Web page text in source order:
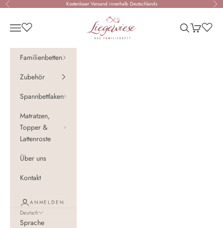
Zum Inhalt springen
Zurück Kostenloser Versand innerhalb Deutschlands Vor
Liegewiese - Das Familienbett
Navigationsmenü öffnen Suche öffnen
Familienbetten
Zubehör
Spannbettlaken
Matratzen,
Topper &
Lattenroste
Über uns
Kontakt
ANMELDEN
Deutsch
Sprache